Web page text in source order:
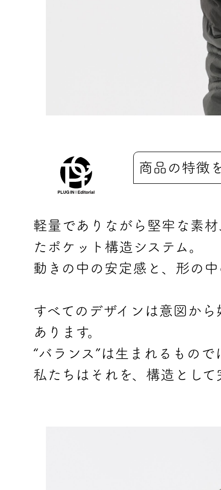
商品の特徴
軽量でありながら堅牢な素
たポケット構造システム。
動きの中の安定感と、形の
すべてのデザインは意図か
あります。
“バランス”は生まれるもの
私たちはそれを、構造として